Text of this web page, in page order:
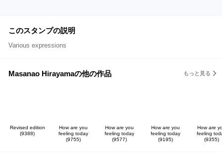
このスタンプの説明
Various expressions
Masanao Hirayamaの他の作品 もっと見る
Revised edition
(9388)
How are you
feeling today
(9755)
How are you
feeling today
(9577)
How are you
feeling today
(9195)
How are
feeling
(9355)